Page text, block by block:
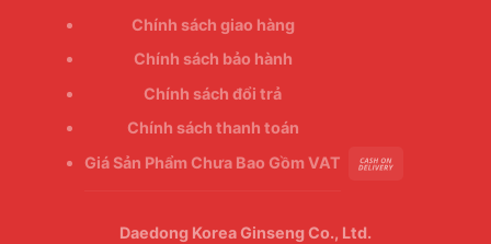
Chính sách giao hàng
Chính sách bảo hành
Chính sách đổi trả
Chính sách thanh toán
Giá Sản Phẩm Chưa Bao Gồm VAT
Daedong Korea Ginseng Co., Ltd.